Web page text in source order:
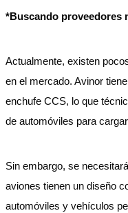
*Buscando proveedores
Actualmente, existen
en el mercado. Avinor
enchufe CCS, lo que
de automóviles para
Sin embargo, se
aviones tienen un diseño
automóviles y vehículos